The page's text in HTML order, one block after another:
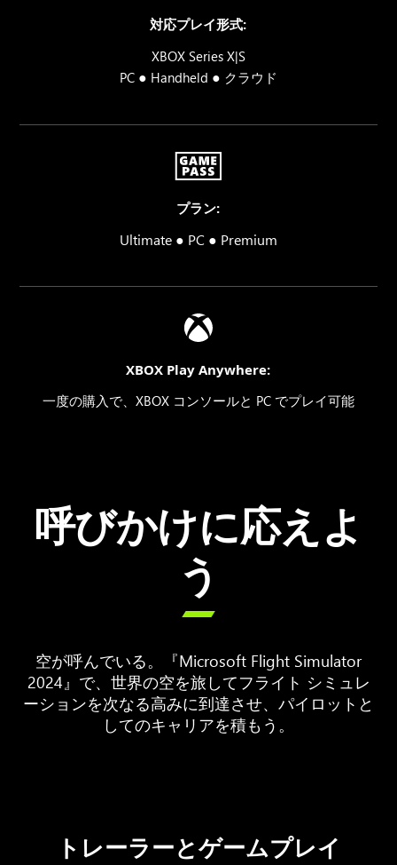
対応プレイ形式:
XBOX Series X|S
PC ● Handheld ● クラウド
プラン:
Ultimate ● PC ● Premium
XBOX Play Anywhere:
一度の購入で、XBOX コンソールと PC でプレイ可能
呼びかけに応えよ
う

空が呼んでいる。『Microsoft Flight Simulator
2024』で、世界の空を旅してフライト シミュレ
ーションを次なる高みに到達させ、パイロットと
してのキャリアを積もう。
トレーラーとゲームプレイ